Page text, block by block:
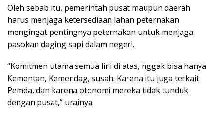
Oleh sebab itu, pemerintah pusat maupun daerah
harus menjaga ketersediaan lahan peternakan
mengingat pentingnya peternakan untuk menjaga
pasokan daging sapi dalam negeri.
“Komitmen utama semua lini di atas, nggak bisa hanya
Kementan, Kemendag, susah. Karena itu juga terkait
Pemda, dan karena otonomi mereka tidak tunduk
dengan pusat,” urainya.